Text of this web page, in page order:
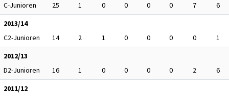
C-Junioren
25 1 0 0 0 0 7
6
2013/14
C2-Junioren
14 2 1 0 0 0 0
1
2012/13
D2-Junioren
16 1 0 0 0 0 2
6
2011/12